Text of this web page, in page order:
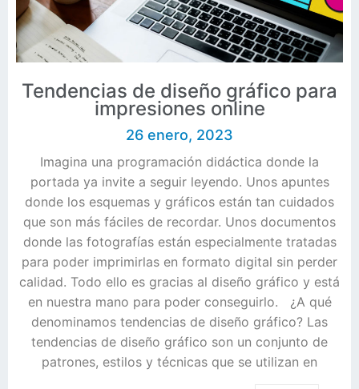
Tendencias de diseño gráfico para
impresiones online
26 enero, 2023
Imagina una programación didáctica donde la
portada ya invite a seguir leyendo. Unos apuntes
donde los esquemas y gráficos están tan cuidados
que son más fáciles de recordar. Unos documentos
donde las fotografías están especialmente tratadas
para poder imprimirlas en formato digital sin perder
calidad. Todo ello es gracias al diseño gráfico y está
en nuestra mano para poder conseguirlo. ¿A qué
denominamos tendencias de diseño gráfico? Las
tendencias de diseño gráfico son un conjunto de
patrones, estilos y técnicas que se utilizan en